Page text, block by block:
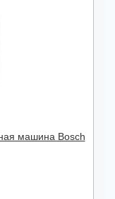
машина Bosch